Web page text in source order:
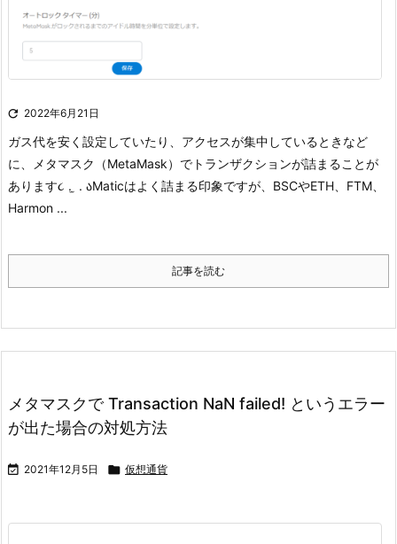
 2022年6月21日
ガス代を安く設定していたり、アクセスが集中しているときなど
に、メタマスク（MetaMask）でトランザクションが詰まることが
あります૮ . ̫ . აMaticはよく詰まる印象ですが、BSCやETH、FTM、
Harmon ...
記事を読む
メタマスクで Transaction NaN failed! というエラー
が出た場合の対処方法
 2021年12月5日  仮想通貨